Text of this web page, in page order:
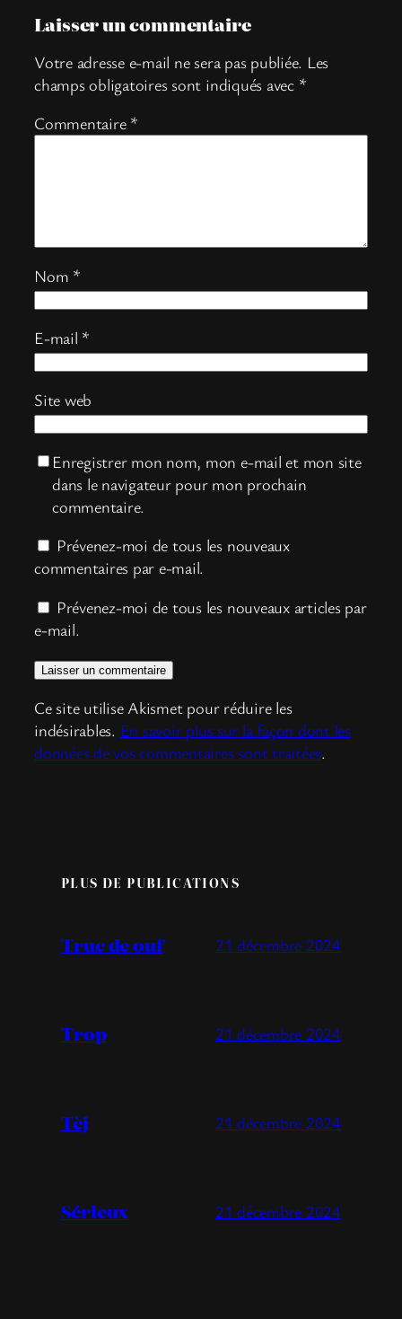
Laisser un commentaire
Votre adresse e-mail ne sera pas publiée. Les
champs obligatoires sont indiqués avec *
Commentaire *
Nom *
E-mail *
Site web
Enregistrer mon nom, mon e-mail et mon site
dans le navigateur pour mon prochain
commentaire.
Prévenez-moi de tous les nouveaux
commentaires par e-mail.
Prévenez-moi de tous les nouveaux articles par
e-mail.
Ce site utilise Akismet pour réduire les
indésirables. En savoir plus sur la façon dont les
données de vos commentaires sont traitées.
PLUS DE PUBLICATIONS
Truc de ouf 21 décembre 2024
Trop 21 décembre 2024
Tèj 21 décembre 2024
Sérieux 21 décembre 2024